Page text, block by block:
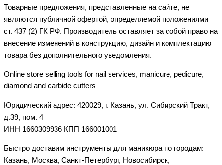
Товарные предложения, представленные на сайте, не
являются публичной офертой, определяемой положениями
ст. 437 (2) ГК РФ. Производитель оставляет за собой право на
внесение изменений в конструкцию, дизайн и комплектацию
товара без дополнительного уведомления.
Online store selling tools for nail services, manicure, pedicure,
diamond and carbide cutters
Юридический адрес: 420029, г. Казань, ул. Сибирский Тракт,
д.39, пом. 4
ИНН 1660309936 КПП 166001001
Быстро доставим инструменты для маникюра по городам:
Казань, Москва, Санкт-Петербург, Новосибирск,